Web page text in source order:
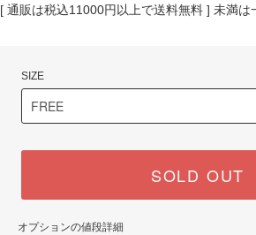
[ 通販は税込11000円以上で送料無料 ] 未満は
SIZE
SOLD OUT
オプションの値段詳細